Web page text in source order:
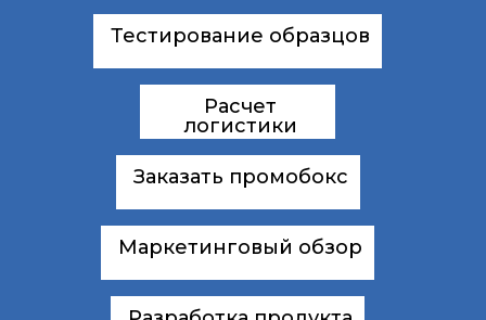
Тестирование образцов
Расчет
логистики
Заказать промобокс
Маркетинговый обзор